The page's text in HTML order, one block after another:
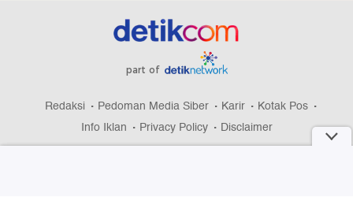
part of
Redaksi Pedoman Media Siber Karir
Kotak Pos
Info Iklan
Privacy Policy Disclaimer